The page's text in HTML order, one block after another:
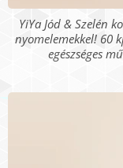
YiYa Jód & Szelén
nyomelemekkel! 60
egészséges